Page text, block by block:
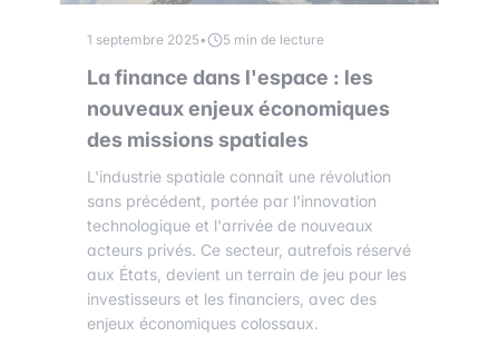
1 septembre 2025• 5 min de lecture
La finance dans l'espace : les
nouveaux enjeux économiques
des missions spatiales
L'industrie spatiale connaît une révolution
sans précédent, portée par l'innovation
technologique et l'arrivée de nouveaux
acteurs privés. Ce secteur, autrefois réservé
aux États, devient un terrain de jeu pour les
investisseurs et les financiers, avec des
enjeux économiques colossaux.